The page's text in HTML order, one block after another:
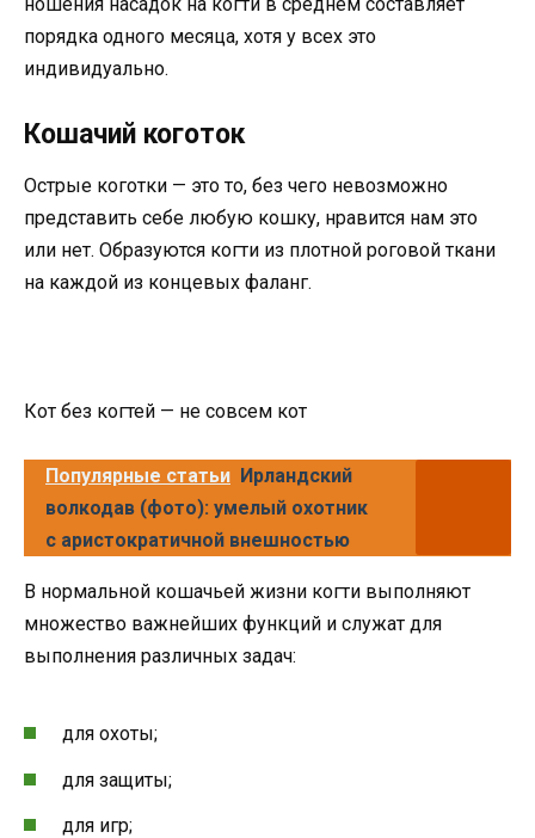
ношения насадок на когти в среднем составляет
порядка одного месяца, хотя у всех это
индивидуально.
Кошачий коготок
Острые коготки — это то, без чего невозможно
представить себе любую кошку, нравится нам это
или нет. Образуются когти из плотной роговой ткани
на каждой из концевых фаланг.
Кот без когтей — не совсем кот
Популярные статьи Ирландский
волкодав (фото): умелый охотник
с аристократичной внешностью
В нормальной кошачьей жизни когти выполняют
множество важнейших функций и служат для
выполнения различных задач:
для охоты;
для защиты;
для игр;